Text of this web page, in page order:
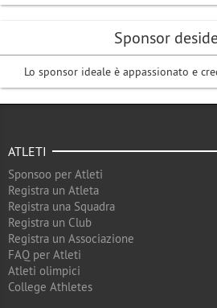
Sponsor
Lo sponsor ideale è appassionato e
ATLETI
Sponsoo per Atleti
Registra un Atleta
Registra una Squadra
Registra un Club
Registra un Associazione
FAQ per Atleti
Atleti olimpici
College Athletes